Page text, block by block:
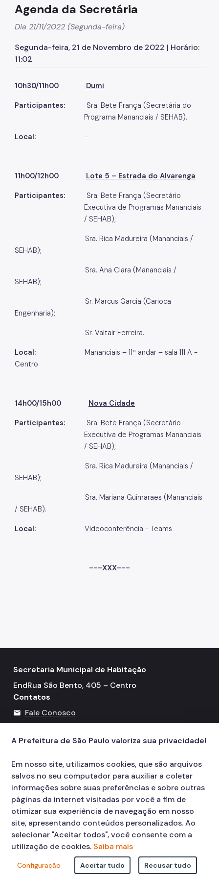
Agenda da Secretária
Dia 21/11/2022 (Segunda-feira)
Segunda-feira, 21 de Novembro de 2022 | Horário:
11:02
10h30/11h00 Dumi
Participantes: Sra. Bete França (Secretária do
Programa Mananciais / SEHAB).
Local: -
11h00/12h00 Lote 5 – Estrada do Alvarenga
Participantes: Sra. Bete França (Secretário
Executiva de Programas Mananciais
/ SEHAB);
Sra. Rica Madureira (Mananciais /
SEHAB);
Sra. Ana Clara (Mananciais /
SEHAB);
Sr. Marcus Garcia (Carioca
Engenharia);
Sr. Valtair Ferreira.
Local: Mananciais – 11º andar – sala 111 A -
Centro
14h00/15h00 Nova Cidade
Participantes: Sra. Bete França (Secretário
Executiva de Programas Mananciais
/ SEHAB);
Sra. Rica Madureira (Mananciais /
SEHAB);
Sra. Mariana Guimaraes (Mananciais
/ SEHAB).
Local: Videoconferência - Teams
---XXX---
Secretaria Municipal de Habitação
EndRua São Bento, 405 – Centro
Contatos
mail Fale Conosco
Telefone: 3322-4500
© COPYRIGHT 2026,
Prefeitura Municipal de São Paulo Viaduto do Cha,
15 - Centro - CEP: 01002-020
A Prefeitura de São Paulo valoriza sua privacidade!
Em nosso site, utilizamos cookies, que são arquivos
salvos no seu computador para auxiliar a coletar
informações sobre suas preferências e sobre outras
páginas da internet visitadas por você a fim de
otimizar sua experiência de navegação em nosso
site, apresentando conteúdos personalizados. Ao
selecionar "Aceitar todos", você consente com a
utilização de cookies. Saiba mais
Configuração Aceitar tudo Recusar tudo